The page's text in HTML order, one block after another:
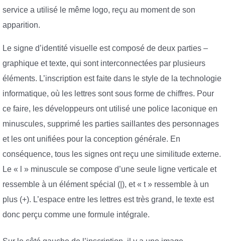
service a utilisé le même logo, reçu au moment de son
apparition.
Le signe d’identité visuelle est composé de deux parties –
graphique et texte, qui sont interconnectées par plusieurs
éléments. L’inscription est faite dans le style de la technologie
informatique, où les lettres sont sous forme de chiffres. Pour
ce faire, les développeurs ont utilisé une police laconique en
minuscules, supprimé les parties saillantes des personnages
et les ont unifiées pour la conception générale. En
conséquence, tous les signes ont reçu une similitude externe.
Le « l » minuscule se compose d’une seule ligne verticale et
ressemble à un élément spécial (|), et « t » ressemble à un
plus (+). L’espace entre les lettres est très grand, le texte est
donc perçu comme une formule intégrale.